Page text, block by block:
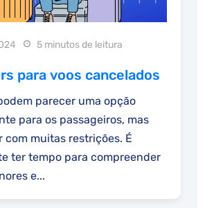
5 minutos de leitura
para voos cancelados
parecer uma opção
para os passageiros, mas
com muitas restrições. É
ter tempo para compreender
e...